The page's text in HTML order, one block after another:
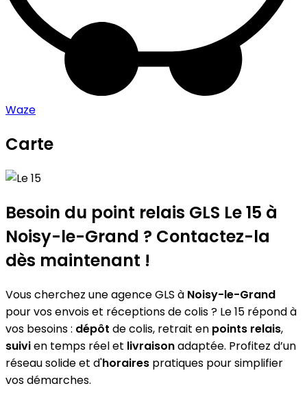
Waze
Carte
+
−
Besoin du point relais GLS Le 15 à
Noisy-le-Grand ? Contactez-la
dès maintenant !
Vous cherchez une agence GLS à Noisy-le-Grand
pour vos envois et réceptions de colis ? Le 15 répond à
vos besoins : dépôt de colis, retrait en points relais,
suivien temps réel et livraisonadaptée. Profitez d’un
réseau solide et d'horaires pratiques pour simplifier
vos démarches.